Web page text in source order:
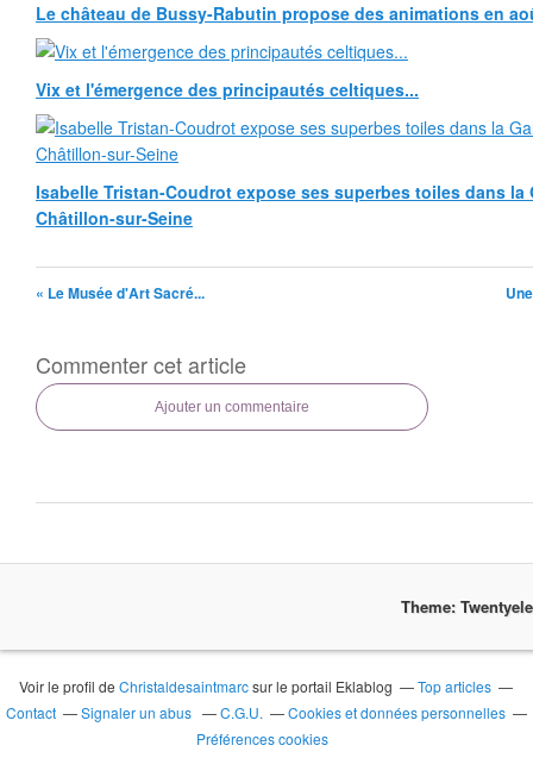
Le château de Bussy-Rabutin propose des animations en
Vix et l'émergence des principautés celtiques...
Isabelle Tristan-Coudrot expose ses superbes toiles dans la
Châtillon-sur-Seine
« Le Musée d'Art Sacré...
Commenter cet article
Ajouter un commentaire
Theme:
Voir le profil deChristaldesaintmarcsur le portail Eklablog
Top articles
Contact
Signaler un abus C.G.U.
Cookies et données personnelles
Préférences cookies